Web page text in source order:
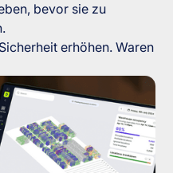
bevor sie zu
erhöhen. Waren